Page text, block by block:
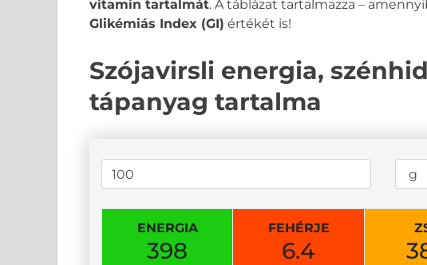
vitamin tartalmát. A táblázat tartalmazza –
Glikémiás Index (GI) értékét is!
Szójavirsli energia,
tápanyag tartalma
ENERGIA
398
FEHÉRJE
6.4